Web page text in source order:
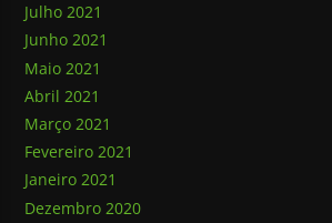
Julho 2021
Junho 2021
Maio 2021
Abril 2021
Março 2021
Fevereiro 2021
Janeiro 2021
Dezembro 2020